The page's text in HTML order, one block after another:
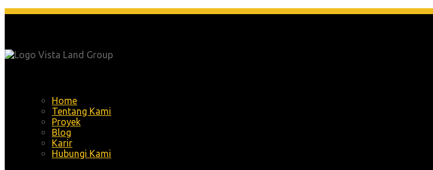
Home
Tentang Kami
Proyek
Blog
Karir
Hubungi Kami